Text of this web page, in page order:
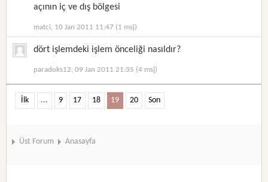
açının iç ve dış bölgesi
matci, 10 Jan 2011 11:47 (1 msj)
dört işlemdeki işlem önceliği nasıldır?
paradoks12, 09 Jan 2011 21:35 (4 msj)
İlk ... 9 17 18 19 20 Son
Üst Forum Anasayfa